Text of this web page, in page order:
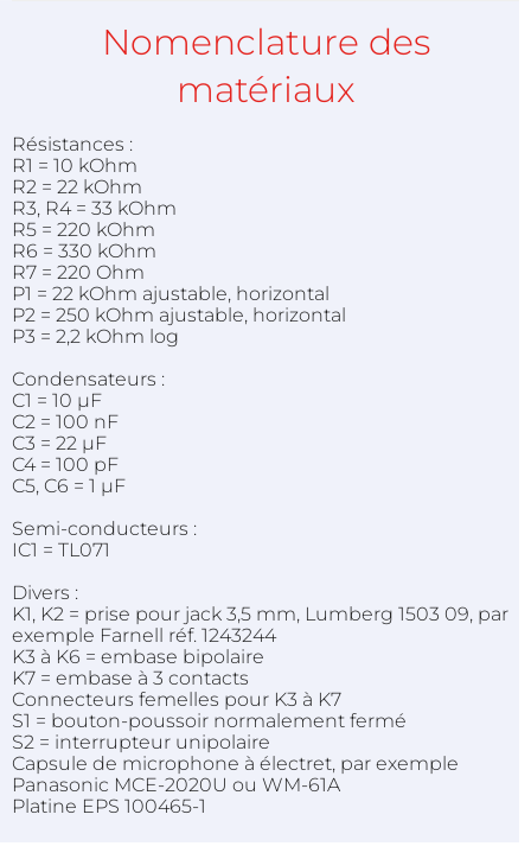
Nomenclature des
matériaux
Résistances :
R1 = 10 kOhm
R2 = 22 kOhm
R3, R4 = 33 kOhm
R5 = 220 kOhm
R6 = 330 kOhm
R7 = 220 Ohm
P1 = 22 kOhm ajustable, horizontal
P2 = 250 kOhm ajustable, horizontal
P3 = 2,2 kOhm log
Condensateurs :
C1 = 10 µF
C2 = 100 nF
C3 = 22 µF
C4 = 100 pF
C5, C6 = 1 µF
Semi-conducteurs :
IC1 = TL071
Divers :
K1, K2 = prise pour jack 3,5 mm, Lumberg 1503 09, par
exemple Farnell réf. 1243244
K3 à K6 = embase bipolaire
K7 = embase à 3 contacts
Connecteurs femelles pour K3 à K7
S1 = bouton-poussoir normalement fermé
S2 = interrupteur unipolaire
Capsule de microphone à électret, par exemple
Panasonic MCE-2020U ou WM-61A
Platine EPS 100465-1